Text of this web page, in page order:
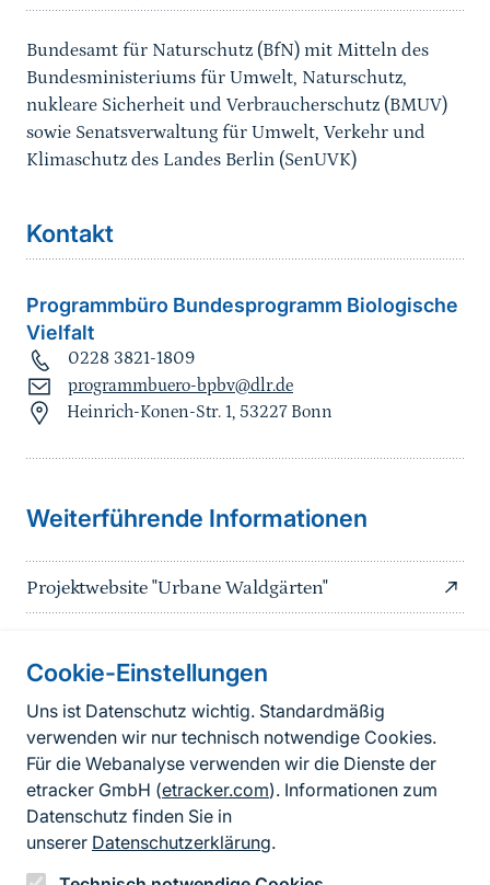
Cookie-Einstellungen
Uns ist Datenschutz wichtig. Standardmäßig
verwenden wir nur technisch notwendige Cookies.
Für die Webanalyse verwenden wir die Dienste der
etracker GmbH (etracker.com). Informationen zum
Datenschutz finden Sie in
unserer Datenschutzerklärung.
Bundesamt für Naturschutz (BfN) mit Mitteln des
Bundesministeriums für Umwelt, Naturschutz,
nukleare Sicherheit und Verbraucherschutz (BMUV)
sowie Senatsverwaltung für Umwelt, Verkehr und
Klimaschutz des Landes Berlin (SenUVK)
Kontakt
Programmbüro Bundesprogramm Biologische
Vielfalt
0228 3821-1809
programmbuero-bpbv@dlr.de
Heinrich-Konen-Str. 1, 53227 Bonn
Sprungmarke
Weiterführende Informationen
Projektwebsite "Urbane Waldgärten"
Informationen zur Seite
FußzeileKontakt zum BfN
Kontaktformular
Erklärung zur Barrierefreiheit
Impressum